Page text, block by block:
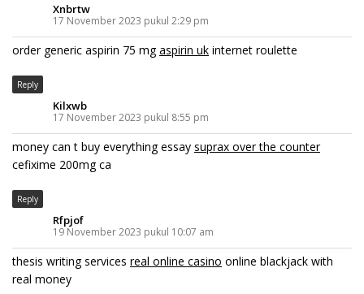
Xnbrtw
17 November 2023 pukul 2:29 pm
order generic aspirin 75 mgaspirin uk internet roulette
Reply
Kilxwb
17 November 2023 pukul 8:55 pm
money can t buy everything essay suprax over the counter
cefixime 200mg ca
Reply
Rfpjof
19 November 2023 pukul 10:07 am
thesis writing services real online casino online blackjack with
real money